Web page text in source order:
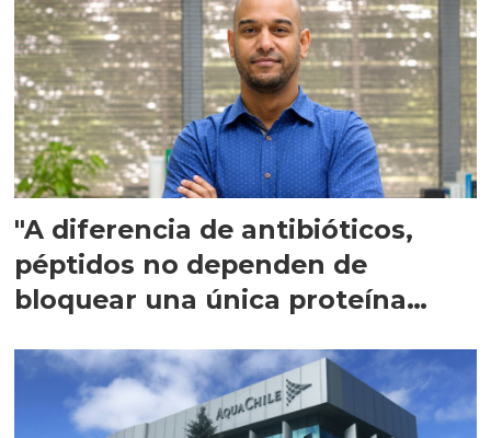
"A diferencia de antibióticos,
péptidos no dependen de
bloquear una única proteína